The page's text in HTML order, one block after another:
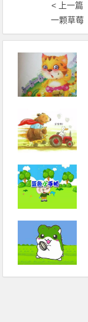
< 上一篇
一颗草莓